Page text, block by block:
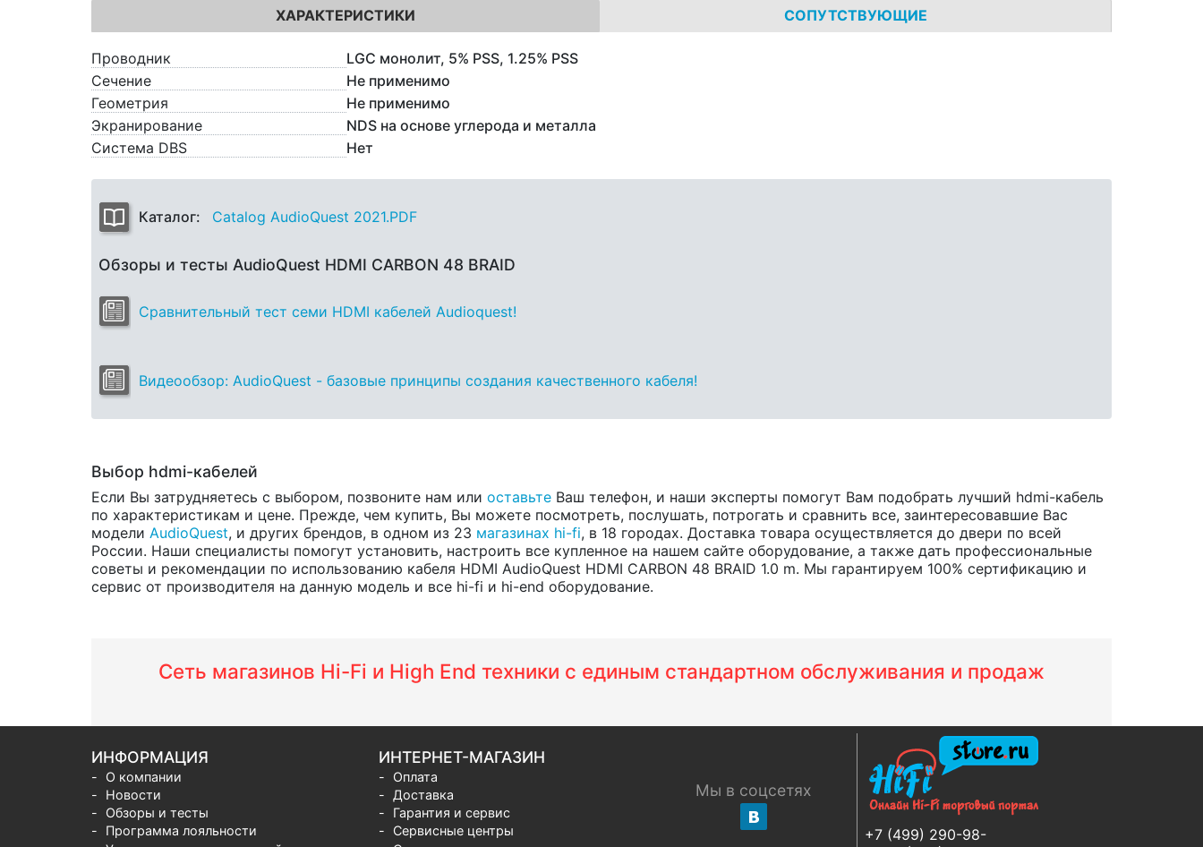
ХАРАКТЕРИСТИКИ СОПУТСТВУЮЩИЕ
Проводник
LGC монолит, 5% PSS, 1.25% PSS
Сечение
Не применимо
Геометрия
Не применимо
Экранирование
NDS на основе углерода и металла
Система DBS
Нет
Каталог: Catalog AudioQuest 2021.PDF
Обзоры и тесты AudioQuest HDMI CARBON 48 BRAID
Сравнительный тест семи HDMI кабелей Audioquest!
Видеообзор: AudioQuest - базовые принципы создания качественного кабеля!
Выбор hdmi-кабелей
Если Вы затрудняетесь с выбором, позвоните нам или оставьте Ваш телефон, и наши эксперты помогут Вам подобрать лучший hdmi-кабель
по характеристикам и цене. Прежде, чем купить, Вы можете посмотреть, послушать, потрогать и сравнить все, заинтересовавшие Вас
модели AudioQuest, и других брендов, в одном из 23 магазинах hi-fi, в 18 городах. Доставка товара осуществляется до двери по всей
России. Наши специалисты помогут установить, настроить все купленное на нашем сайте оборудование, а также дать профессиональные
советы и рекомендации по использованию кабеля HDMI AudioQuest HDMI CARBON 48 BRAID 1.0 m. Мы гарантируем 100% сертификацию и
сервис от производителя на данную модель и все hi-fi и hi-end оборудование.
Сеть магазинов Hi-Fi и High End техники с единым стандартном обслуживания и продаж
+7 (499) 290-98-
ИНФОРМАЦИЯ
О компании
Новости
Обзоры и тесты
Программа лояльности
ИНТЕРНЕТ-МАГАЗИН
Оплата
Доставка
Гарантия и сервис
Сервисные центры
Мы в соцсетях